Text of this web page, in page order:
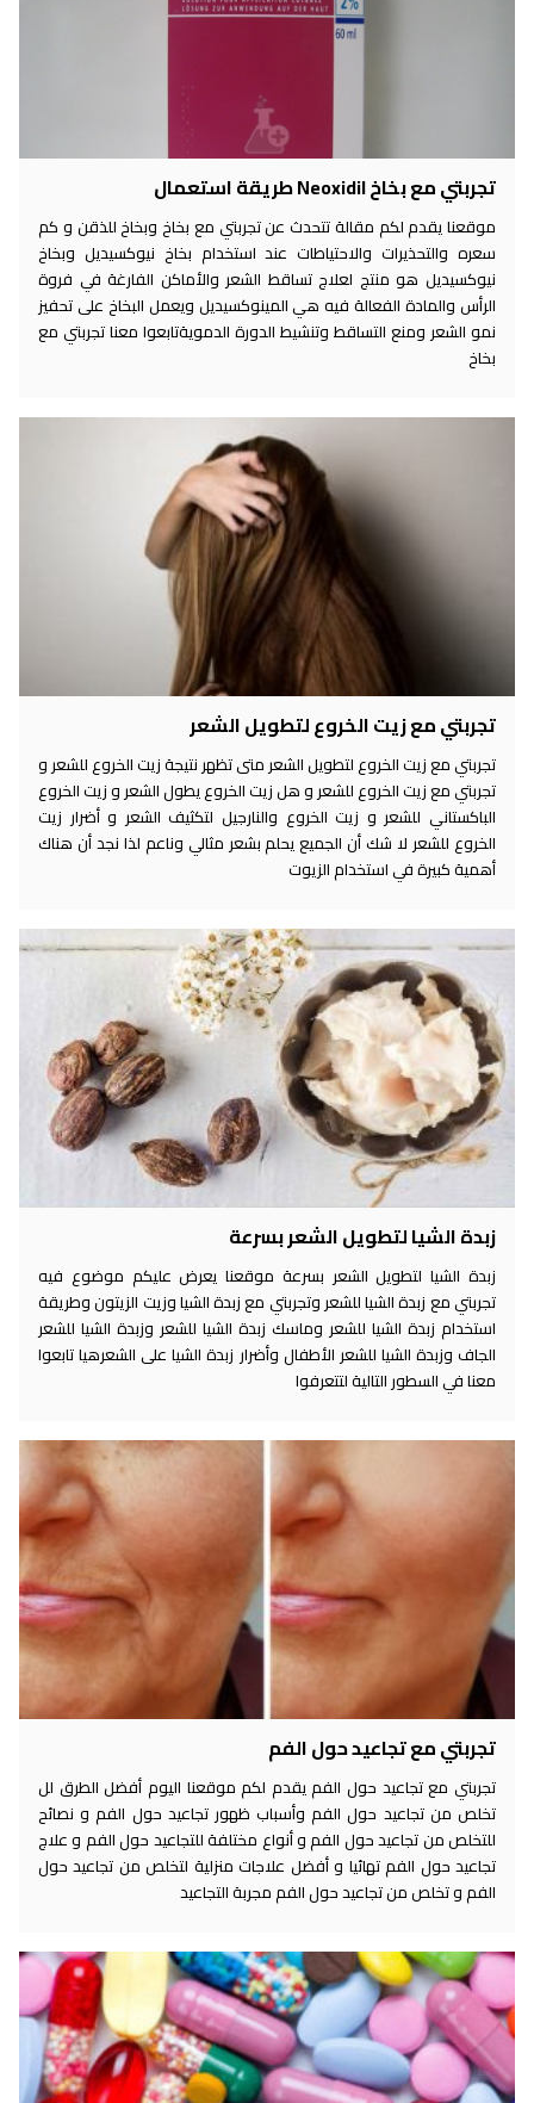
تجربتي مع بخاخ Neoxidil طريقة استعمال
موقعنا يقدم لكم مقالة تتحدث عن تجربتي مع بخاخ وبخاخ للذقن و كم
سعره والتحذيرات والاحتياطات عند استخدام بخاخ نيوكسيديل وبخاخ
نيوكسيديل هو منتج لعلاج تساقط الشعر والأماكن الفارغة في فروة
الرأس والمادة الفعالة فيه هي المينوكسيديل ويعمل البخاخ على تحفيز
نمو الشعر ومنع التساقط وتنشيط الدورة الدمويةتابعوا معنا تجربتي مع
بخاخ
تجربتي مع زيت الخروع لتطويل الشعر
تجربتي مع زيت الخروع لتطويل الشعر متى تظهر نتيجة زيت الخروع للشعر و
تجربتي مع زيت الخروع للشعر و هل زيت الخروع يطول الشعر و زيت الخروع
الباكستاني للشعر و زيت الخروع والنارجيل لتكثيف الشعر و أضرار زيت
الخروع للشعر لا شك أن الجميع يحلم بشعر مثالي وناعم لذا نجد أن هناك
أهمية كبيرة في استخدام الزيوت
زبدة الشيا لتطويل الشعر بسرعة
زبدة الشيا لتطويل الشعر بسرعة موقعنا يعرض عليكم موضوع فيه
تجربتي مع زبدة الشيا للشعر وتجربتي مع زبدة الشيا وزيت الزيتون وطريقة
استخدام زبدة الشيا للشعر وماسك زبدة الشيا للشعر وزبدة الشيا للشعر
الجاف وزبدة الشيا للشعر الأطفال وأضرار زبدة الشيا على الشعرهيا تابعوا
معنا في السطور التالية لتتعرفوا
تجربتي مع تجاعيد حول الفم
تجربتي مع تجاعيد حول الفم يقدم لكم موقعنا اليوم أفضل الطرق لل
تخلص من تجاعيد حول الفم وأسباب ظهور تجاعيد حول الفم و نصائح
للتخلص من تجاعيد حول الفم و أنواع مختلفة للتجاعيد حول الفم و علاج
تجاعيد حول الفم تهائيا و أفضل علاجات منزلية لتخلص من تجاعيد حول
الفم و تخلص من تجاعيد حول الفم مجربة التجاعيد